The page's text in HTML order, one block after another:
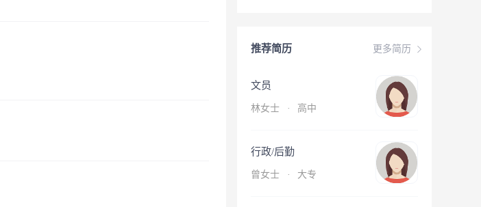
更多简历
推荐简历
文员
林女士 · 高中
行政/后勤
曾女士 · 大专